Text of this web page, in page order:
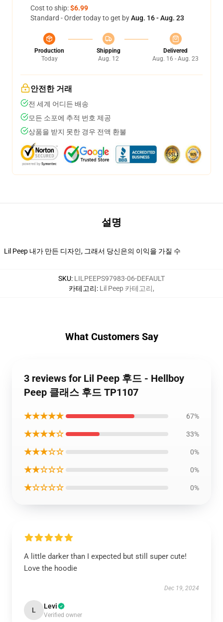
Cost to ship:$6.99
Standard - Order today to get byAug. 16 - Aug. 23
Production
Today
Shipping
Aug. 12
Delivered
Aug. 16 - Aug. 23
안전한 거래
전 세계 어디든 배송
모든 소포에 추적 번호 제공
상품을 받지 못한 경우 전액 환불
설명
Lil Peep 내가 만든 디자인, 그래서 당신은의 이익을 가질 수
SKU: LILPEEPS97983-06-DEFAULT
카테고리: Lil Peep 카테고리,
What Customers Say
3 reviews for Lil Peep 후드 - Hellboy
Peep 클래스 후드 TP1107
★★★★★ 67%
★★★★☆ 33%
★★★☆☆ 0%
★★☆☆☆ 0%
★☆☆☆☆ 0%
A little darker than I expected but still super cute!
Love the hoodie
Dec 19, 2024
L Levi
Verified owner